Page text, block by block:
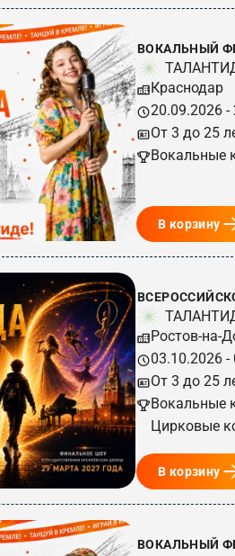
ВОКАЛЬНЫЙ
Краснодар
20.09.2026 -
От 3 до 25
Вокальные
В корзину
Ростов-на-
03.10.2026 -
От 3 до 25
Вокальные
Цирковые
В корзину
ВОКАЛЬНЫЙ